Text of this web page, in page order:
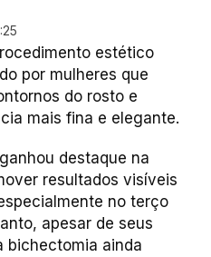
estético
por mulheres que
do rosto e
mais fina e elegante.
destaque na
resultados visíveis
no terço
apesar de seus
bichectomia ainda